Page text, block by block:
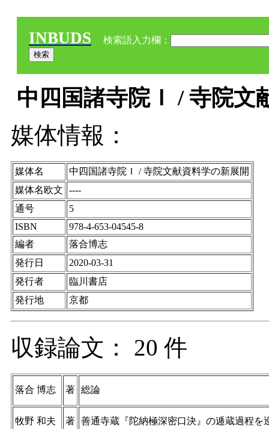
INBUDS 検索語入力欄：
中四国諸寺院Ｉ / 寺院文
媒体情報：
媒体名
中四国諸寺院Ｉ / 寺院文献資料学の新展開
媒体名欧文
----
通号
5
ISBN
978-4-653-04545-8
編者
落合博志
発行日
2020-03-31
発行者
臨川書店
発行地
京都
収録論文： 20 件
落合 博志 著 総論
牧野 和夫 著 善通寺蔵『陀納極深密口決』の逓蔵過程を